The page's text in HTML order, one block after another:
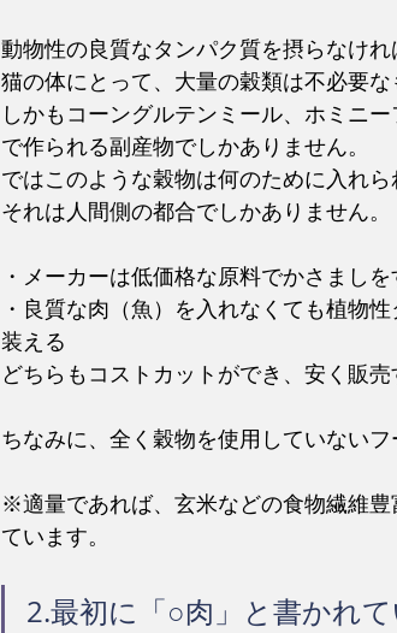
動物性の良質なタンパク質を摂らなけ
猫の体にとって、大量の穀類は不必要な
しかもコーングルテンミール、ホミニ
で作られる副産物でしかありません。
ではこのような穀物は何のために入れら
それは人間側の都合でしかありません。
・メーカーは低価格な原料でかさまし
・良質な肉（魚）を入れなくても植物
装える
どちらもコストカットができ、安く販売
ちなみに、全く穀物を使用していない
※適量であれば、玄米などの食物繊維
ています。
2.最初に「○肉」と書かれ